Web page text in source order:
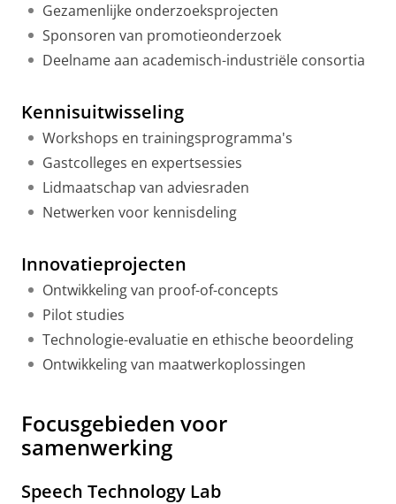
Gezamenlijke onderzoeksprojecten
Sponsoren van promotieonderzoek
Deelname aan academisch-industriële consortia
Kennisuitwisseling
Workshops en trainingsprogramma's
Gastcolleges en expertsessies
Lidmaatschap van adviesraden
Netwerken voor kennisdeling
Innovatieprojecten
Ontwikkeling van proof-of-concepts
Pilot studies
Technologie-evaluatie en ethische beoordeling
Ontwikkeling van maatwerkoplossingen
Focusgebieden voor
samenwerking
Speech Technology Lab